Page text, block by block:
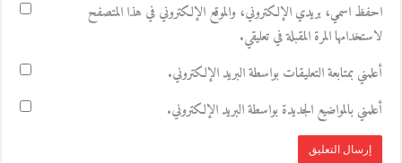
احفظ اسمي، بريدي الإلكتروني، والموقع الإلكتروني في هذا المتصفح
لاستخدامها المرة المقبلة في تعليقي.
أعلمني بمتابعة التعليقات بواسطة البريد الإلكتروني.
أعلمني بالمواضيع الجديدة بواسطة البريد الإلكتروني.